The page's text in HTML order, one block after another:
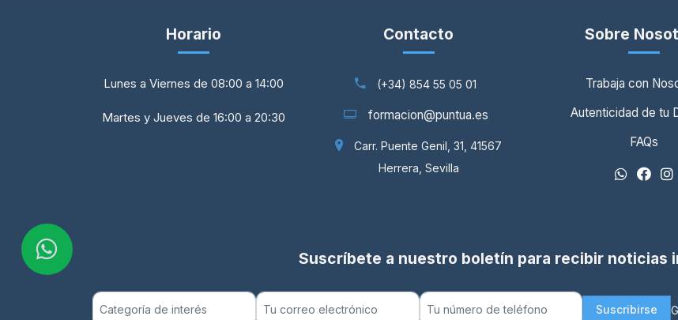
Horario
Lunes a Viernes de 08:00 a 14:00
Martes y Jueves de 16:00 a 20:30
Contacto
(+34) 854 55 05 01
formacion@puntua.es
Carr. Puente Genil, 31, 41567
Herrera, Sevilla
Sobre
Trabaja con
Autenticidad de tu
FAQs
Suscríbete a nuestro boletín para recibir noticias
Suscribirse